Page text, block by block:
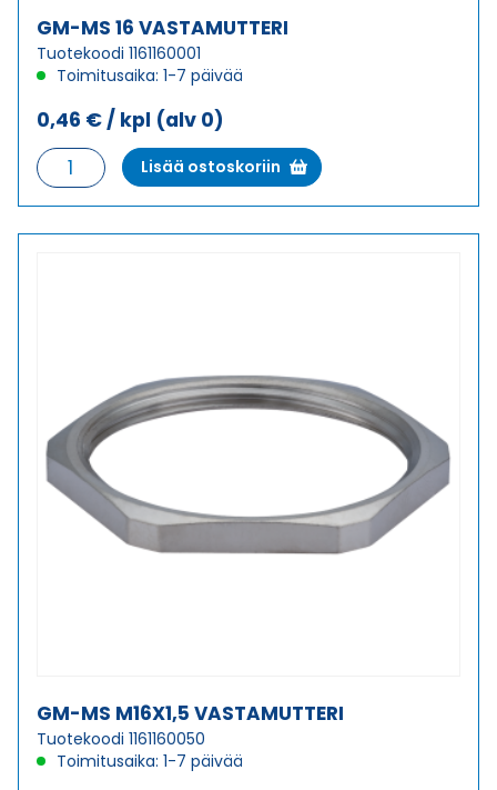
GM-MS 16 VASTAMUTTERI
Tuotekoodi 1161160001
Toimitusaika: 1-7 päivää
0,46 € / kpl (alv 0)
GM-
MS
16
Lisää ostoskoriin
GM-MS M16X1,5 VASTAMUTTERI
Tuotekoodi 1161160050
Toimitusaika: 1-7 päivää